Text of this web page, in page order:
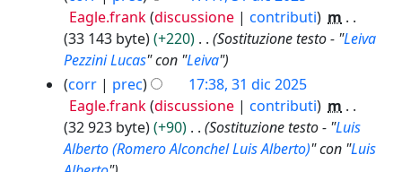
Eagle.frank discussione contributi
m
33 143 byte
+220 Sostituzione testo - "Leiva
Pezzini Lucas" con "Leiva"
corr
prec
17:38, 31 dic 2025
Eagle.frank discussione contributi
m
32 923 byte
+90 Sostituzione testo - "Luis
Alberto (Romero Alconchel Luis Alberto)" con "Luis